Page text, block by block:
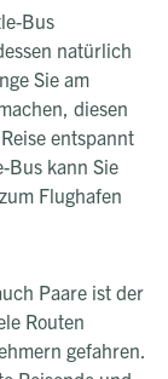
Bus
natürlich
Sie am
diesen
entspannt
Bus kann Sie
Flughafen
Paare ist der
Routen
gefahren.